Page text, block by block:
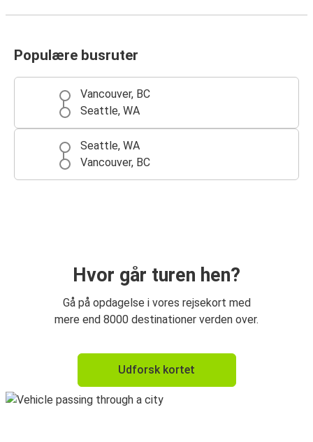
Populære busruter
Vancouver, BC
Seattle, WA
Seattle, WA
Vancouver, BC
Hvor går turen hen?
Gå på opdagelse i vores rejsekort med
mere end 8000 destinationer verden over.
Udforsk kortet